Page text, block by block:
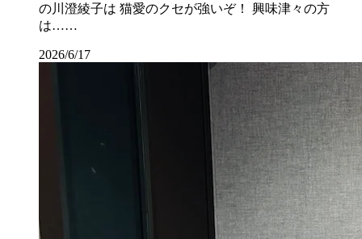
の川澄綾子は 猫愛のクセが強いぞ！ 興味津々の方
は……
2026/6/17